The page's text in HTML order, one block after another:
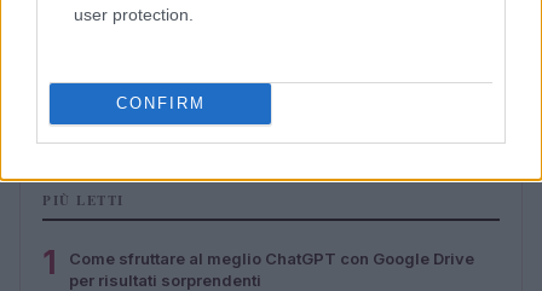
user protection.
CONFIRM
Matteo Pellegrino · 7 Ago 2026
PIÙ LETTI
1
Come sfruttare al meglio ChatGPT con Google Drive
per risultati sorprendenti